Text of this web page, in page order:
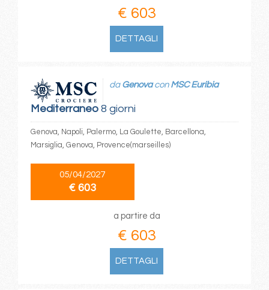
€ 603
DETTAGLI
Mediterraneo8 giorni
da Genovacon MSC Euribia
Genova, Napoli, Palermo, La Goulette, Barcellona,
Marsiglia, Genova, Provence(marseilles)
05/04/2027
€ 603
a partire da
€ 603
DETTAGLI